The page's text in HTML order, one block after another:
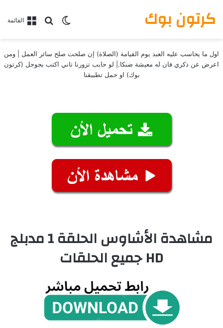
القائمةبحث عن
الوضع المظلم كرتون بوك
اول ما يحاسب عليه العبد يوم القيامة (الصلاة) إن صلحت صلح سائر العمل | ومن
اعرض عن ذكري فان له معيشة ضنكا.| لو حابب تزورنا تاني اكتب بجوجل (كرتون
بوك) او حمل تطبيقنا
مشاهدة الأشاوس الحلقة 1 مدبلج
HD جميع الحلقات